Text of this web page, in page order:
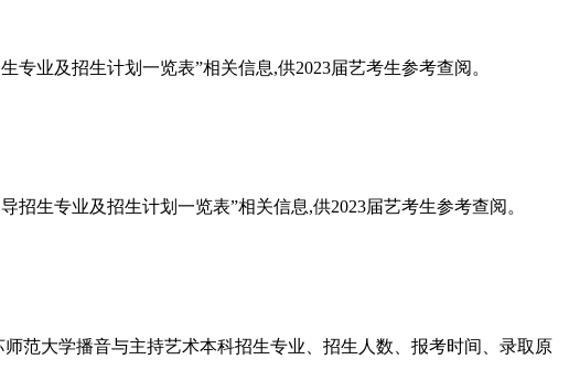
业及招生计划一览表”相关信息,供2023届艺考生参考查阅。
生专业及招生计划一览表”相关信息,供2023届艺考生参考查阅。
范大学播音与主持艺术本科招生专业、招生人数、报考时间、录取原